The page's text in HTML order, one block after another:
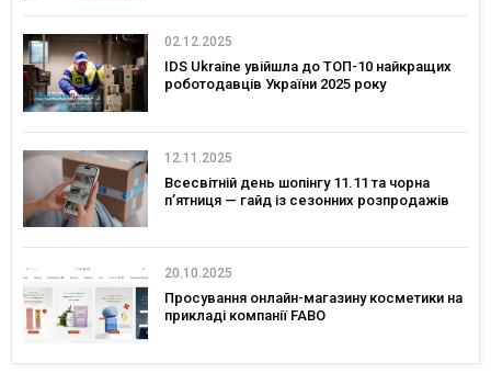
02.12.2025
IDS Ukraine увійшла до ТОП-10 найкращих
роботодавців України 2025 року
12.11.2025
Всесвітній день шопінгу 11.11 та чорна
п’ятниця — гайд із сезонних розпродажів
20.10.2025
Просування онлайн-магазину косметики на
прикладі компанії FABO